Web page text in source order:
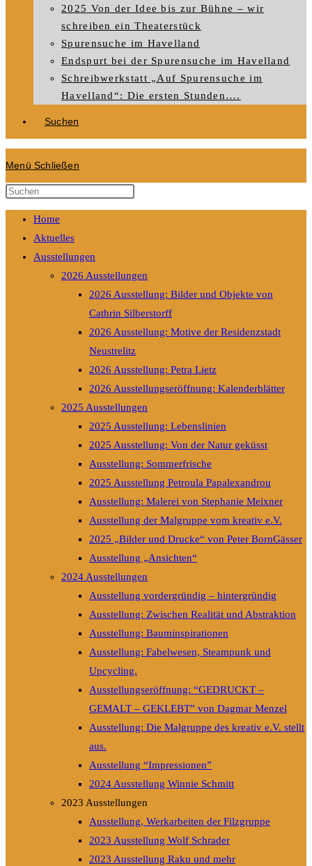
2025 Von der Idee bis zur Bühne – wir
schreiben ein Theaterstück
Spurensuche im Havelland
Endspurt bei der Spurensuche im Havelland
Schreibwerkstatt „Auf Spurensuche im
Havelland“: Die ersten Stunden….
Suchen
Menü Schließen
Diese
Website
durchsuchen
Home
Aktuelles
Ausstellungen
2026 Ausstellungen
2026 Ausstellung: Bilder und Objekte von
Cathrin Silberstorff
2026 Ausstellung: Motive der Residenzstadt
Neustrelitz
2026 Ausstellung: Petra Lietz
2026 Ausstellungseröffnung: Kalenderblätter
2025 Ausstellungen
2025 Ausstellung: Lebenslinien
2025 Ausstellung: Von der Natur geküsst
Ausstellung: Sommerfrische
2025 Ausstellung Petroula Papalexandrou
Ausstellung: Malerei von Stephanie Meixner
Ausstellung der Malgruppe vom kreativ e.V.
2025 „Bilder und Drucke“ von Peter BornGässer
Ausstellung „Ansichten“
2024 Ausstellungen
Ausstellung vordergründig – hintergründig
Ausstellung: Zwischen Realität und Abstraktion
Ausstellung: Bauminspirationen
Ausstellung: Fabelwesen, Steampunk und
Upcycling.
Ausstellungseröffnung: “GEDRUCKT –
GEMALT – GEKLEBT” von Dagmar Menzel
Ausstellung: Die Malgruppe des kreativ e.V. stellt
aus.
Ausstellung “Impressionen”
2024 Ausstellung Winnie Schmitt
2023 Ausstellungen
Ausstellung, Werkarbeiten der Filzgruppe
2023 Ausstellung Wolf Schrader
2023 Ausstellung Raku und mehr